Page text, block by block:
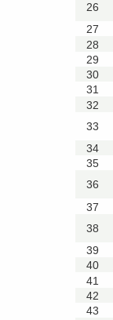
26
27
28
29
30
31
32
33
34
35
36
37
38
39
40
41
42
43